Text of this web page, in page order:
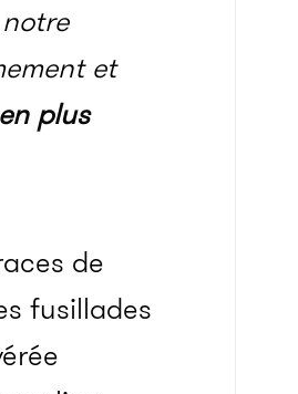
et
plus
de
fusillades